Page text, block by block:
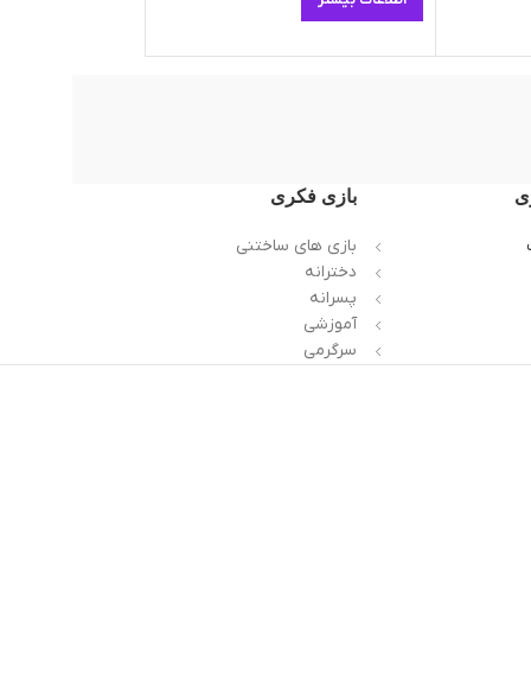
بازی فکری
بازی های ساختنی
دخترانه
پسرانه
آموزشی
سرگرمی